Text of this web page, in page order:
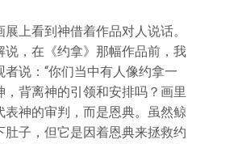
上看到神借着作品对人说话。
说，在《约拿》那幅作品前，我
者说：“你们当中有人像约拿一
，背离神的引领和安排吗？画里
表神的审判，而是恩典。虽然鲸
肚子，但它是因着恩典来拯救约